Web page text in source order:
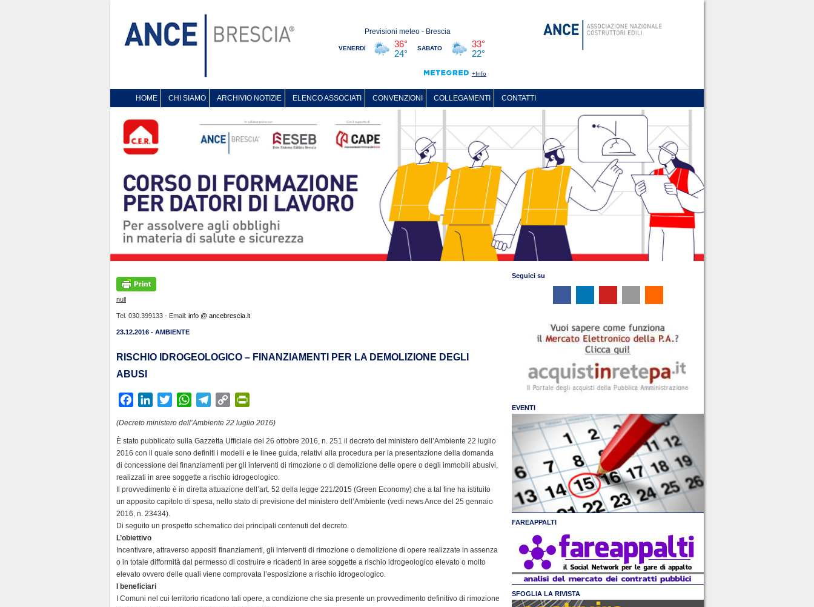
HOME CHI SIAMO ARCHIVIO NOTIZIE ELENCO ASSOCIATI CONVENZIONI COLLEGAMENTI CONTATTI
null
Tel. 030.399133 - Email: info @ ancebrescia.it
23.12.2016 - AMBIENTE
RISCHIO IDROGEOLOGICO – FINANZIAMENTI PER LA DEMOLIZIONE DEGLI
ABUSI
c
e
b
o
k
n
k
e
I
n
i
t
t
r
W
a
t
s
A
p
p
l
e
g
r
a
m
C
p
y
L
n
k
i
n
t
r
i
n
l
y
(Decreto ministero dell’Ambiente 22 luglio 2016)
È stato pubblicato sulla Gazzetta Ufficiale del 26 ottobre 2016, n. 251 il decreto del ministero dell’Ambiente 22 luglio
2016 con il quale sono definiti i modelli e le linee guida, relativi alla procedura per la presentazione della domanda
di concessione dei finanziamenti per gli interventi di rimozione o di demolizione delle opere o degli immobili abusivi,
realizzati in aree soggette a rischio idrogeologico.
Il provvedimento è in diretta attuazione dell’art. 52 della legge 221/2015 (Green Economy) che a tal fine ha istituito
un apposito capitolo di spesa, nello stato di previsione del ministero dell’Ambiente (vedi news Ance del 25 gennaio
2016, n. 23434).
Di seguito un prospetto schematico dei principali contenuti del decreto.
L’obiettivo
Incentivare, attraverso appositi finanziamenti, gli interventi di rimozione o demolizione di opere realizzate in assenza
o in totale difformità dal permesso di costruire e ricadenti in aree soggette a rischio idrogeologico elevato o molto
elevato ovvero delle quali viene comprovata l’esposizione a rischio idrogeologico.
I beneficiari
I Comuni nel cui territorio ricadono tali opere, a condizione che sia presente un provvedimento definitivo di rimozione
Seguici su
EVENTI
FAREAPPALTI
SFOGLIA LA RIVISTA